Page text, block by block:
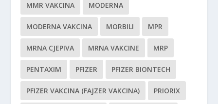
MMR VAKCINA MODERNA
MODERNA VAKCINA MORBILI MPR
MRNA CJEPIVA MRNA VAKCINE MRP
PENTAXIM PFIZER PFIZER BIONTECH
PFIZER VAKCINA (FAJZER VAKCINA) PRIORIX